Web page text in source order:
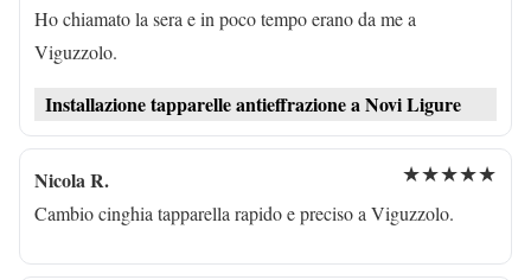
Ho chiamato la sera e in poco tempo erano da me a
Viguzzolo.
Installazione tapparelle antieffrazione a Novi Ligure
Nicola R. ★★★★★
Cambio cinghia tapparella rapido e preciso a Viguzzolo.